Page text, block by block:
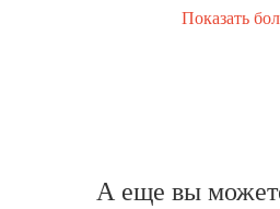
Показать
А еще вы